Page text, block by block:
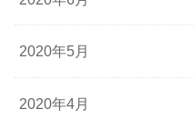
2020年5月
2020年4月